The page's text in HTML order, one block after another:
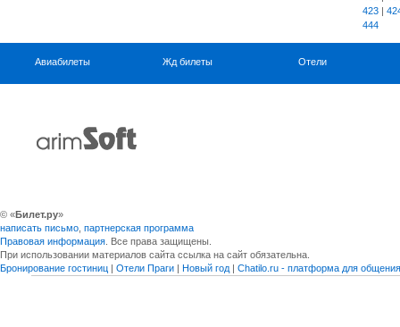
423 |
444
Авиабилеты Жд билеты Отели
© «Билет.ру»
написать письмо партнерская программа
Правовая информация . Все права защищены.
При использовании материалов сайта ссылка на сайт обязательна.
Бронирование гостиниц | Отели Праги | Новый год | Chatilo.ru - платформа для